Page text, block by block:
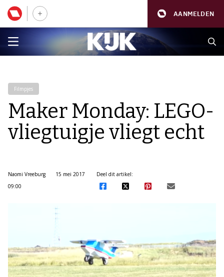
AANMELDEN
Filmpjes
Maker Monday: LEGO-
vliegtuigje vliegt echt
Naomi Vreeburg
15 mei 2017
09:00
Deel dit artikel: